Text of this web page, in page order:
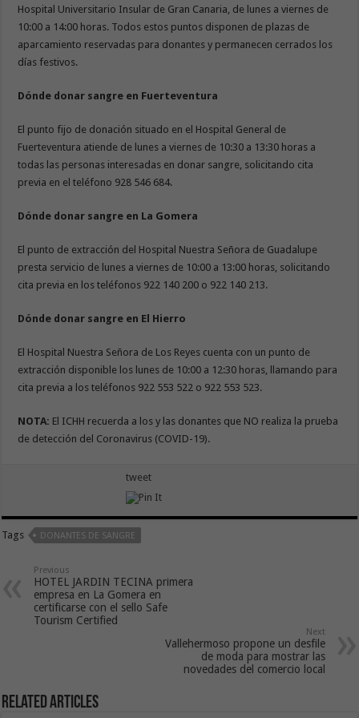
Hospital Universitario Insular de Gran Canaria, de lunes a viernes de
10:00 a 14:00 horas. Todos estos puntos disponen de plazas de
aparcamiento reservadas para donantes y permanecen cerrados los
días festivos.
Dónde donar sangre en Fuerteventura
El punto fijo de donación situado en el Hospital General de
Fuerteventura atiende de lunes a viernes de 10:30 a 13:30 horas a
todas las personas interesadas en donar sangre, solicitando cita
previa en el teléfono 928 546 684.
Dónde donar sangre en La Gomera
El punto de extracción del Hospital Nuestra Señora de Guadalupe
presta servicio de lunes a viernes de 10:00 a 13:00 horas, solicitando
cita previa en los teléfonos 922 140 200 o 922 140 213.
Dónde donar sangre en El Hierro
El Hospital Nuestra Señora de Los Reyes cuenta con un punto de
extracción disponible los lunes de 10:00 a 12:30 horas, llamando para
cita previa a los teléfonos 922 553 522 o 922 553 523.
NOTA: El ICHH recuerda a los y las donantes que NO realiza la prueba
de detección del Coronavirus (COVID-19).
tweet
Tags DONANTES DE SANGRE
Previous
HOTEL JARDIN TECINA primera
empresa en La Gomera en
certificarse con el sello Safe
Tourism Certified
Next
Vallehermoso propone un desfile
de moda para mostrar las
novedades del comercio local
Related Articles